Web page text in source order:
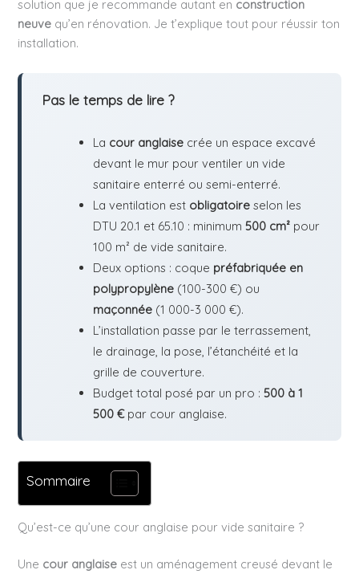
solution que je recommande autant en construction
neuve qu’en rénovation. Je t’explique tout pour réussir ton
installation.
Pas le temps de lire ?
La cour anglaise crée un espace excavé
devant le mur pour ventiler un vide
sanitaire enterré ou semi-enterré.
La ventilation est obligatoire selon les
DTU 20.1 et 65.10 : minimum500 cm² pour
100 m² de vide sanitaire.
Deux options : coque préfabriquée en
polypropylène (100-300 €) ou
maçonnée (1 000-3 000 €).
L’installation passe par le terrassement,
le drainage, la pose, l’étanchéité et la
grille de couverture.
Budget total posé par un pro :500 à 1
500 €par cour anglaise.
Sommaire
Qu’est-ce qu’une cour anglaise pour vide sanitaire ?
Une cour anglaise est un aménagement creusé devant le